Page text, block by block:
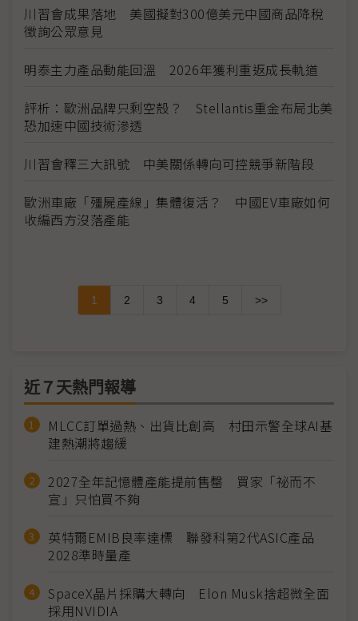
川習會成果落地 美國擬對300億美元中國商品降稅
徵詢公眾意見
明泰主力產品動能回溫 2026年獲利重返成長軌道
評析：歐洲品牌只剩空殼？ Stellantis重金布局北美
恐加速中國技術滲透
川習會釋三大訊號 中美關係轉向可控競爭新階段
歐洲車廠「殭屍產線」集體復活？ 中國EV車廠如何
收編西方沒落產能
1 2 3 4 5 >>
近７天熱門報導
MLCC訂單過熱、出貨比創高 村田示警全球AI基
建熱潮將趨緩
2027全年記憶體產能提前售罄 買家「祕而不
宣」只怕買不夠
英特爾EMIB良率達標 聯發科第2代ASIC產品
2028準時量產
SpaceX晶片採購大轉向 Elon Musk捨超微全面
採用NVIDIA